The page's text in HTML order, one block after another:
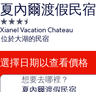
夏內爾渡假民宿
3.5
星
級
住
宿
Xianel Vacation Chateau
位於大湖的民宿
選擇日期以查看價格
想要去哪裡？